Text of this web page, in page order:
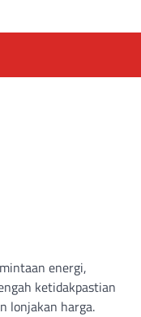
energi,
ketidakpastian
lonjakan harga.